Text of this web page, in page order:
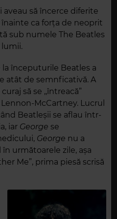
să încerce diferite
ca forța de neoprit
sub numele The Beatles
lumii.
la începuturile Beatles a
atât de semnficativă. A
să se ,,întreacă”
McCartney. Lucrul
Beatleșii se aflau într-
iar George se
George nu a
următoarele zile, așa
Me”, prima piesă scrisă